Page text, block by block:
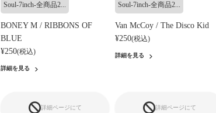
Soul-7inch-全商品2...
BONEY M / RIBBONS OF
BLUE
¥250(税込)
詳細を見る
詳細ページにて
Soul-7inch-全商品2...
Van McCoy / The Disco Kid
¥250(税込)
詳細を見る
詳細ページにて